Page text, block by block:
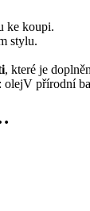
ke koupi.
stylu.
, které je
olejV přírodní